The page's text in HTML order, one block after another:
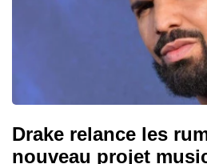
Drake relance les
nouveau projet